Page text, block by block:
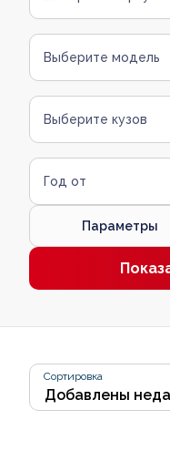
Выберите модель
Выберите кузов
Год от
Параметры
Сортировка